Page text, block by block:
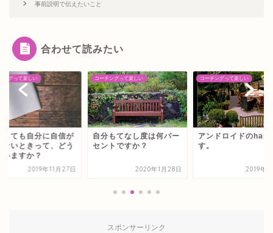
事前説明で伝えたいこと
合わせて読みたい
ングって楽しい
しても自分に自信が
ないときって、どう
いますか？
2019年11月27日
コーチングって楽しい
自分もてなし度は何パー
セントですか？
2020年1月28日
コーチングって楽しい
アンドロイドの
す。
2019年6
スポンサーリンク